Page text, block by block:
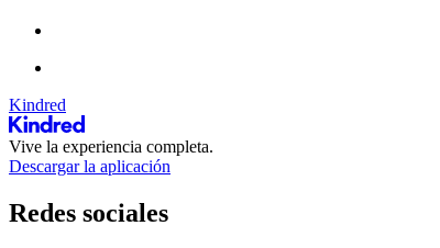
Kindred
Vive la experiencia completa.
Descargar la aplicación
Redes sociales